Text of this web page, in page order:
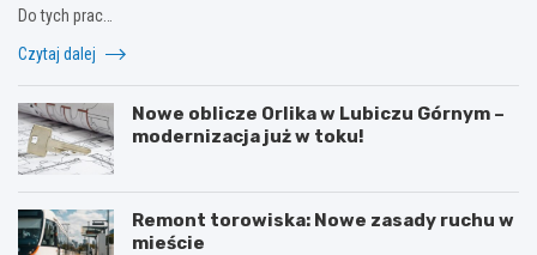
Do tych prac…
Czytaj dalej
Nowe oblicze Orlika w Lubiczu Górnym –
modernizacja już w toku!
Remont torowiska: Nowe zasady ruchu w
mieście